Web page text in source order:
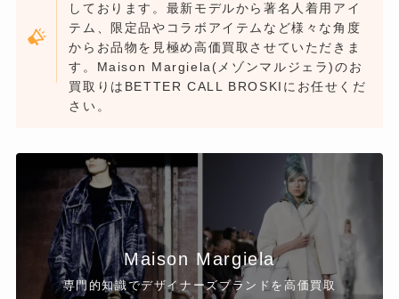
しております。最新モデルから著名人着用アイ
テム、限定品やコラボアイテムなど様々な角度
からお品物を見極め高価買取させていただきま
す。Maison Margiela(メゾンマルジェラ)のお
買取りはBETTER CALL BROSKIにお任せくだ
さい。
Maison Margiela
専門的知識でデザイナーズブランドを高価買取